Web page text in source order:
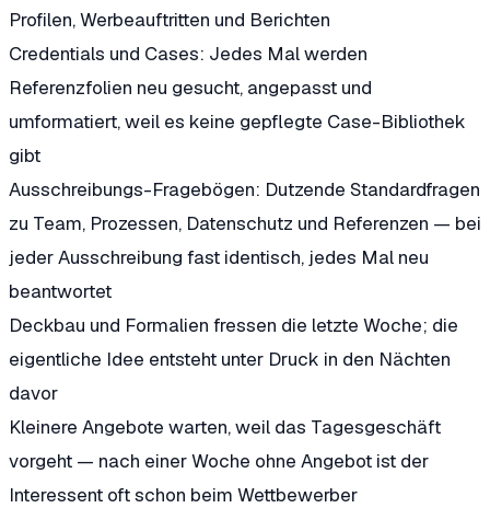
Profilen, Werbeauftritten und Berichten
Credentials und Cases: Jedes Mal werden
Referenzfolien neu gesucht, angepasst und
umformatiert, weil es keine gepflegte Case-Bibliothek
gibt
Ausschreibungs-Fragebögen: Dutzende Standardfragen
zu Team, Prozessen, Datenschutz und Referenzen — bei
jeder Ausschreibung fast identisch, jedes Mal neu
beantwortet
Deckbau und Formalien fressen die letzte Woche; die
eigentliche Idee entsteht unter Druck in den Nächten
davor
Kleinere Angebote warten, weil das Tagesgeschäft
vorgeht — nach einer Woche ohne Angebot ist der
Interessent oft schon beim Wettbewerber